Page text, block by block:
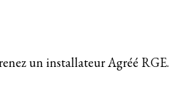
un installateur Agréé RGE.